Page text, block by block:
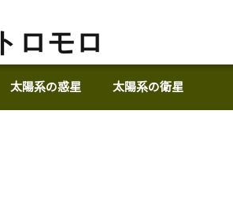
トロモロ
太陽系の惑星 太陽系の衛星